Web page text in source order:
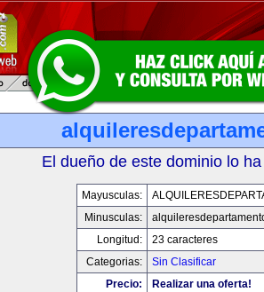
El dueño de este dominio lo
Mayusculas:
Minusculas:
Longitud:
23 caracteres
Categorias:
Sin Clasificar
Precio:
Realizar una oferta!